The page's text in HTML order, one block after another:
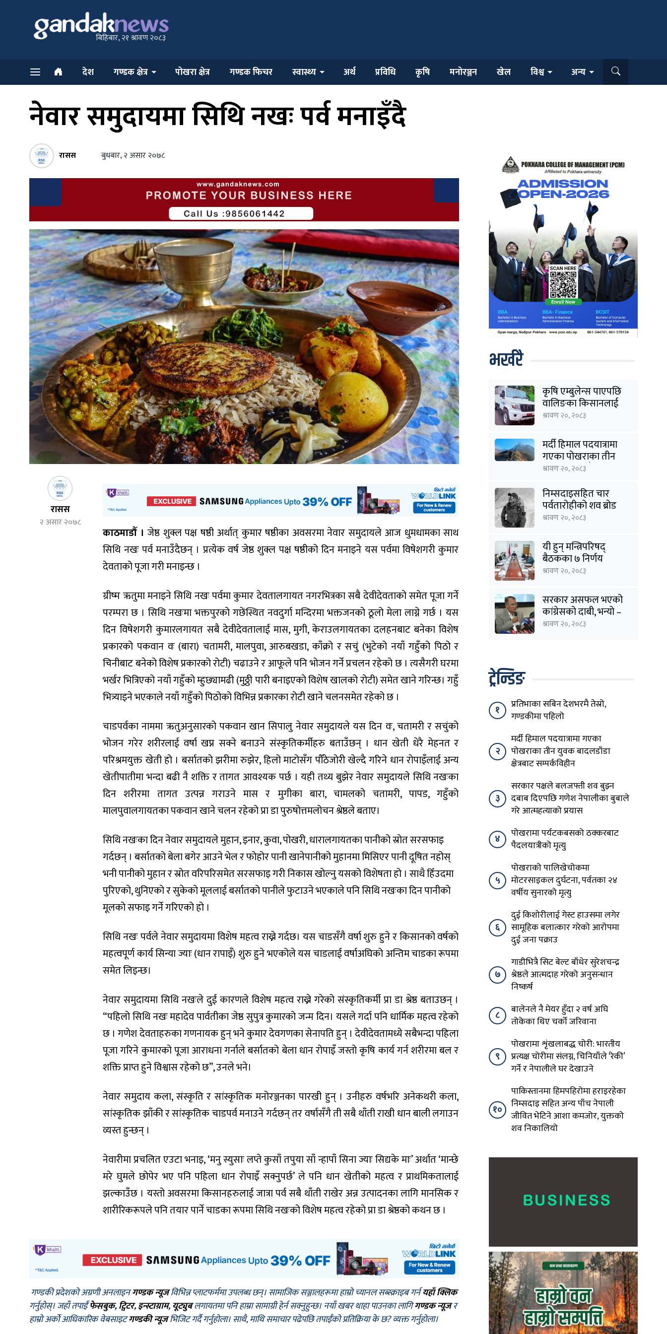
बिहिबार, २१ श्रावण २०८३
देश गण्डक क्षेत्र पोखरा क्षेत्र गण्डक फिचर स्वास्थ्य अर्थ प्रविधि कृषि मनोरञ्जन खेल विश्व अन्य
नेवार समुदायमा सिथि नखः पर्व मनाइँदै
रासस बुधबार, २ असार २०७८
रासस
२ असार २०७८
काठमाडौँ । जेष्ठ शुक्ल पक्ष षष्ठी अर्थात् कुमार षष्ठीका अवसरमा नेवार समुदायले आज धुमधामका साथ
सिथि नखः पर्व मनाउँदैछन् । प्रत्येक वर्ष जेष्ठ शुक्ल पक्ष षष्ठीको दिन मनाइने यस पर्वमा विषेशगरी कुमार
देवताको पूजा गरी मनाइन्छ ।
ग्रीष्म ऋतुमा मनाइने सिथि नखः पर्वमा कुमार देवतालगायत नगरभित्रका सबै देवीदेवताको समेत पूजा गर्ने
परम्परा छ । सिथि नखःमा भक्तपुरको गछेंस्थित नवदुर्गा मन्दिरमा भक्तजनको ठूलो मेला लाग्ने गर्छ । यस
दिन विषेशगरी कुमारलगायत सबै देवीदेवतालाई मास, मुगी, केराउलगायतका दलहनबाट बनेका विशेष
प्रकारको पकवान वः (बारा) चतामरी, मालपुवा, आरुबखडा, काँक्रो र सचुं (भुटेको नयाँ गहुँको पिठो र
चिनीबाट बनेको विशेष प्रकारको रोटी) चढाउने र आफूले पनि भोजन गर्ने प्रचलन रहेको छ । त्यसैगरी घरमा
भर्खर भित्रिएको नयाँ गहुँको म्हुछ्यामढी (मुठ्ठी पारी बनाइएको विशेष खालको रोटी) समेत खाने गरिन्छ। गहुँ
भित्र्याइने भएकाले नयाँ गहुँको पिठोको विभिन्न प्रकारका रोटी खाने चलनसमेत रहेको छ ।
चाडपर्वका नाममा ऋतुअनुसारको पकवान खान सिपालु नेवार समुदायले यस दिन वः, चतामरी र सचुंको
भोजन गरेर शरीरलाई वर्षा खप्न सक्ने बनाउने संस्कृतिकर्मीहरु बताउँछन् । धान खेती धेरै मेहनत र
परिश्रमयुक्त खेती हो । बर्सातको झरीमा रुझेर, हिलो माटोसँग पौँठेजोरी खेल्दै गरिने धान रोपाइँलाई अन्य
खेतीपातीमा भन्दा बढी नै शक्ति र तागत आवश्यक पर्छ । यही तथ्य बुझेर नेवार समुदायले सिथि नखःका
दिन शरीरमा तागत उत्पन्न गराउने मास र मुगीका बारा, चामलको चतामरी, पापड, गहुँको
मालपुवालगायतका पकवान खाने चलन रहेको प्रा डा पुरुषोत्तमलोचन श्रेष्ठले बताए।
सिथि नखःका दिन नेवार समुदायले मुहान, इनार, कुवा, पोखरी, धारालगायतका पानीको स्रोत सरसफाइ
गर्दछन् । बर्सातको बेला बगेर आउने भेल र फोहोर पानी खानेपानीको मुहानमा मिसिएर पानी दूषित नहोस्
भनी पानीको मुहान र स्रोत वरिपरिसमेत सरसफाइ गरी निकास खोल्नु यसको विशेषता हो । साथै हिँउदमा
पुरिएको, थुनिएको र सुकेको मूललाई बर्सातको पानीले फुटाउने भएकाले पनि सिथि नखःका दिन पानीको
मूलको सफाइ गर्ने गरिएको हो ।
सिथि नखः पर्वले नेवार समुदायमा विशेष महत्व राख्ने गर्दछ। यस चाडसँगै वर्षा शुरु हुने र किसानको वर्षको
महत्वपूर्ण कार्य सिन्या ज्याः (धान रापाइँ) शुरु हुने भएकोले यस चाडलाई वर्षाअघिको अन्तिम चाडका रूपमा
समेत लिइन्छ।
नेवार समुदायमा सिथि नखःले दुई कारणले विशेष महत्व राख्ने गरेको संस्कृतिकर्मी प्रा डा श्रेष्ठ बताउछन् ।
“पहिलो सिथि नखः महादेव पार्वतीका जेष्ठ सुपुत्र कुमारको जन्म दिन। यसले गर्दा पनि धार्मिक महत्व रहेको
छ । गणेश देवताहरुका गणनायक हुन् भने कुमार देवगणका सेनापति हुन् । देवीदेवतामध्ये सबैभन्दा पहिला
पूजा गरिने कुमारको पूजा आराधना गर्नाले बर्सातको बेला धान रोपाइँ जस्तो कृषि कार्य गर्न शरीरमा बल र
शक्ति प्राप्त हुने विश्वास रहेको छ”, उनले भने।
नेवार समुदाय कला, संस्कृति र सांस्कृतिक मनोरञ्जनका पारखी हुन् । उनीहरु वर्षभरि अनेकथरी कला,
सांस्कृतिक झाँकी र सांस्कृतिक चाडपर्व मनाउने गर्दछन् तर वर्षासँगै ती सबै थाँती राखी धान बाली लगाउन
व्यस्त हुन्छन् ।
नेवारीमा प्रचलित एउटा भनाइ, ‘मनु स्युसाः लप्ते कुसाँ तपुया साँ न्हापाँ सिना ज्याः सिद्यके माः’ अर्थात ‘मान्छे
मरे घुमले छोपेर भए पनि पहिला धान रोपाइँ सक्नुपर्छ’ ले पनि धान खेतीको महत्व र प्राथमिकतालाई
झल्काउँछ । यस्तो अवसरमा किसानहरुलाई जात्रा पर्व सबै थाँती राखेर अन्न उत्पादनका लागि मानसिक र
शारीरिकरूपले पनि तयार पार्ने चाडका रूपमा सिथि नखःको विशेष महत्व रहेको प्रा डा श्रेष्ठको कथन छ ।
गण्डकी प्रदेशको अग्रणी अनलाइनगण्डक न्यूजविभिन्न प्लाटफर्ममा उपलब्ध छन्। सामाजिक सञ्जालहरूमा हाम्रो च्यानल सब्स्क्राइब गर्नयहाँ क्लिक
गर्नुहोस्। जहाँ तपाईँफेसबुक,ट्विटर,इन्स्टाग्राम, यूट्युबलगायतमा पनि हाम्रा सामाग्री हेर्न सक्नुहुन्छ। नयाँ खबर थाहा पाउनका लागिगण्डक न्यूजर
हाम्रो अर्को आधिकारिक वेबसाइटगण्डकी न्यूजभिजिट गर्दै गर्नुहोला। साथै, माथि समाचार पढेपछि तपाईँको प्रतिक्रिया के छ? व्यक्त गर्नुहोला।
भर्खरै
कृषि एम्बुलेन्स पाएपछि
वालिङका किसानलाई
राहत
श्रावण २०, २०८३
मर्दी हिमाल पदयात्रामा
गएका पोखराका तीन
युवक बादलडाँडा क्षेत्रबाट
श्रावण २०, २०८३
निम्सदाइसहित चार
पर्वतारोहीको शव ब्रोड
पिकबाट बेस क्याम्पमा
श्रावण २०, २०८३
यी हुन् मन्त्रिपरिषद्
बैठकका ७ निर्णय
श्रावण २०, २०८३
सरकार असफल भएको
कांग्रेसको दाबी, भन्यो –
‘जनविश्वासको संकटमा
श्रावण २०, २०८३
ट्रेन्डिङ
१
प्रतिभाका सबिन देशभरमै तेस्रो,
गण्डकीमा पहिलो
२
मर्दी हिमाल पदयात्रामा गएका
पोखराका तीन युवक बादलडाँडा
क्षेत्रबाट सम्पर्कविहीन
३
सरकार पक्षले बलजफ्ती शव बुझ्न
दबाब दिएपछि गणेश नेपालीका बुबाले
गरे आत्महत्याको प्रयास
४
पोखरामा पर्यटकबसको ठक्करबाट
पैदलयात्रीको मृत्यु
५
पोखराको पालिखेचोकमा
मोटरसाइकल दुर्घटना, पर्वतका २४
वर्षीय सुनारको मृत्यु
६
दुई किशोरीलाई गेस्ट हाउसमा लगेर
सामूहिक बलात्कार गरेको आरोपमा
दुई जना पक्राउ
७
गाडीभित्रै सिट बेल्ट बाँधेर सुरेशचन्द्र
श्रेष्ठले आत्मदाह गरेको अनुसन्धान
निष्कर्ष
८
बालेनले नै मेयर हुँदा २ वर्ष अघि
तोकेका थिए चर्को जरिवाना
९
पोखरामा शृंखलाबद्ध चोरी: भारतीय
प्रत्यक्ष चोरीमा संलग्न, चिनियाँले ‘रेकी’
गर्ने र नेपालीले घर देखाउने
१०
पाकिस्तानमा हिमपहिरोमा हराइरहेका
निम्सदाइ सहित अन्य पाँच नेपाली
जीवित भेटिने आशा कमजोर, युक्तको
शव निकालियो